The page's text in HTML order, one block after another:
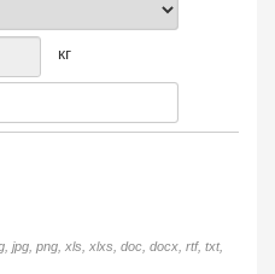
кг
png, xls, xlxs, doc, docx, rtf, txt,